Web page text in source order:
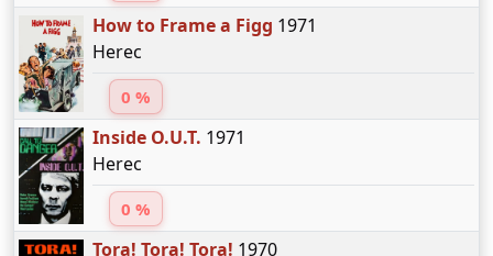
How to Frame a Figg 1971
Herec
0 %
Inside O.U.T. 1971
Herec
0 %
Tora! Tora! Tora! 1970